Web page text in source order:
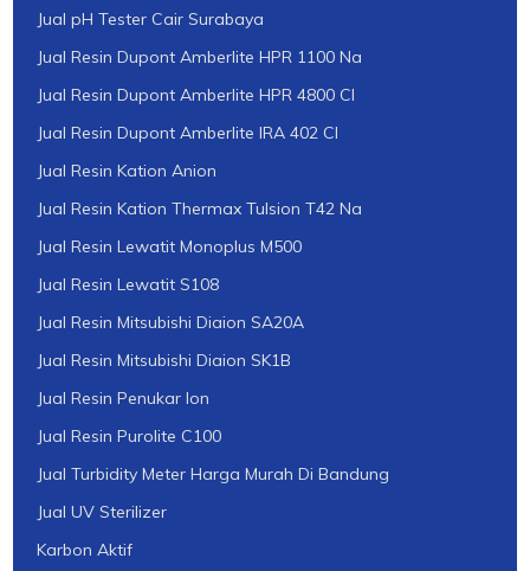
Jual pH Tester Cair Surabaya
Jual Resin Dupont Amberlite HPR 1100 Na
Jual Resin Dupont Amberlite HPR 4800 Cl
Jual Resin Dupont Amberlite IRA 402 Cl
Jual Resin Kation Anion
Jual Resin Kation Thermax Tulsion T42 Na
Jual Resin Lewatit Monoplus M500
Jual Resin Lewatit S108
Jual Resin Mitsubishi Diaion SA20A
Jual Resin Mitsubishi Diaion SK1B
Jual Resin Penukar Ion
Jual Resin Purolite C100
Jual Turbidity Meter Harga Murah Di Bandung
Jual UV Sterilizer
Karbon Aktif